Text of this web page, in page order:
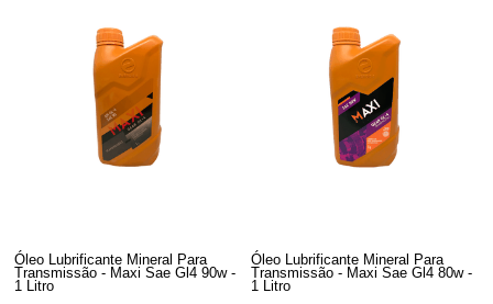
Óleo Lubrificante Mineral Para
Transmissão - Maxi Sae Gl4 90w -
1 Litro
Óleo Lubrificante Mineral Para
Transmissão - Maxi Sae Gl4 80w -
1 Litro